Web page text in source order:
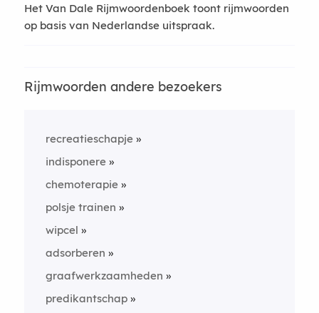
Het Van Dale Rijmwoordenboek toont rijmwoorden
op basis van Nederlandse uitspraak.
Rijmwoorden andere bezoekers
recreatieschapje
indisponere
chemoterapie
polsje trainen
wipcel
adsorberen
graafwerkzaamheden
predikantschap